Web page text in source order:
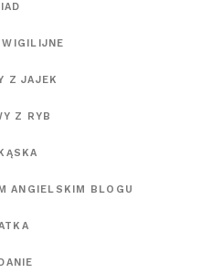
WIGILIJNE
Z JAJEK
Z RYB
ANGIELSKIM BLOGU